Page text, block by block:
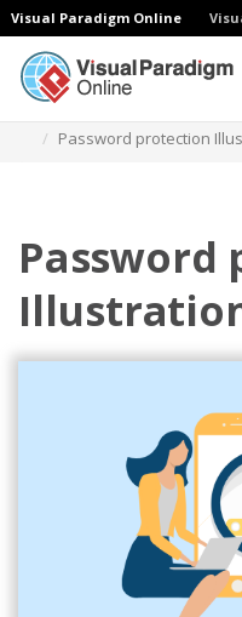
Visual Paradigm Online
Password protection